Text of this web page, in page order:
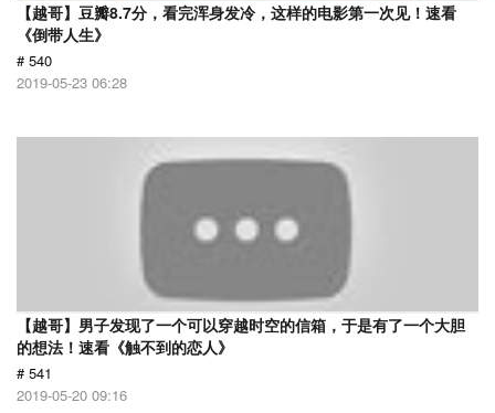
【越哥】豆瓣8.7分，看完浑身发冷，这样的电影第一次见！速看
《倒带人生》
# 540
2019-05-23 06:28
【越哥】男子发现了一个可以穿越时空的信箱，于是有了一个大胆
的想法！速看《触不到的恋人》
# 541
2019-05-20 09:16